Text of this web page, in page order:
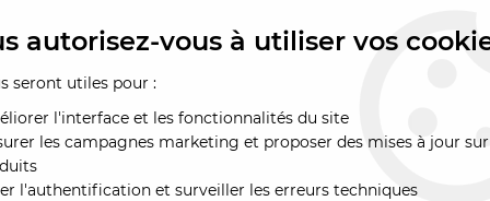
Silver/Argent
A3113 Gris sidéral
A3113 Lumière
autorisez-vous à utiliser vos
seront utiles pour :
l'interface et les fonctionnalités du site
les campagnes marketing et proposer des mises à jour
l'authentification et surveiller les erreurs techniques